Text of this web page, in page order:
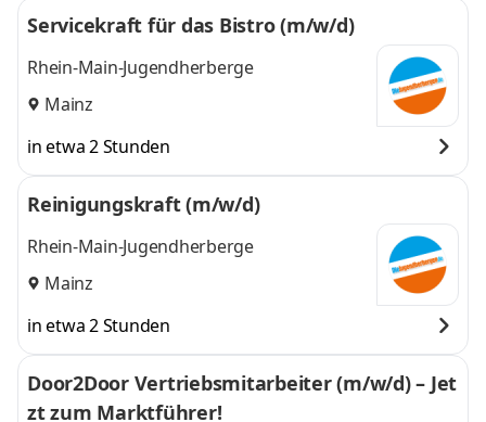
Servicekraft für das Bistro (m/w/d)
Rhein-Main-Jugendherberge
Mainz
in etwa 2 Stunden
Reinigungskraft (m/w/d)
Rhein-Main-Jugendherberge
Mainz
in etwa 2 Stunden
Door2Door Vertriebsmitarbeiter (m/w/d) – Jet
zt zum Marktführer!